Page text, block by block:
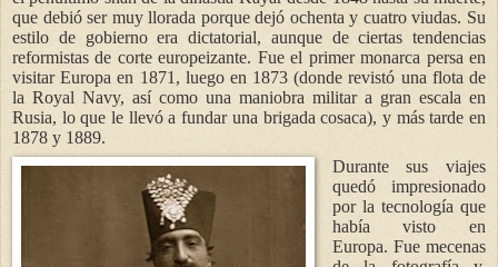
que debió ser muy llorada porque dejó ochenta y cuatro viudas. Su
estilo de gobierno era dictatorial, aunque de ciertas tendencias
reformistas de corte europeizante. Fue el primer monarca persa en
visitar Europa en 1871, luego en 1873 (donde revistó una flota de
la Royal Navy, así como una maniobra militar a gran escala en
Rusia, lo que le llevó a fundar una brigada cosaca), y más tarde en
1878 y 1889.
Durante sus viajes
quedó impresionado
por la tecnología que
había visto en
Europa. Fue mecenas